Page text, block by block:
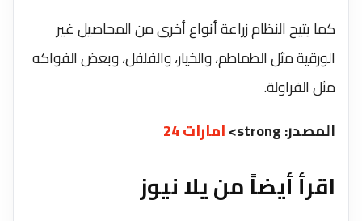
كما يتيح النظام زراعة أنواع أخرى من المحاصيل غير
الورقية مثل الطماطم، والخيار، والفلفل، وبعض الفواكه
مثل الفراولة.
المصدر: strong>
امارات 24
اقرأ أيضاً من يلا نيوز